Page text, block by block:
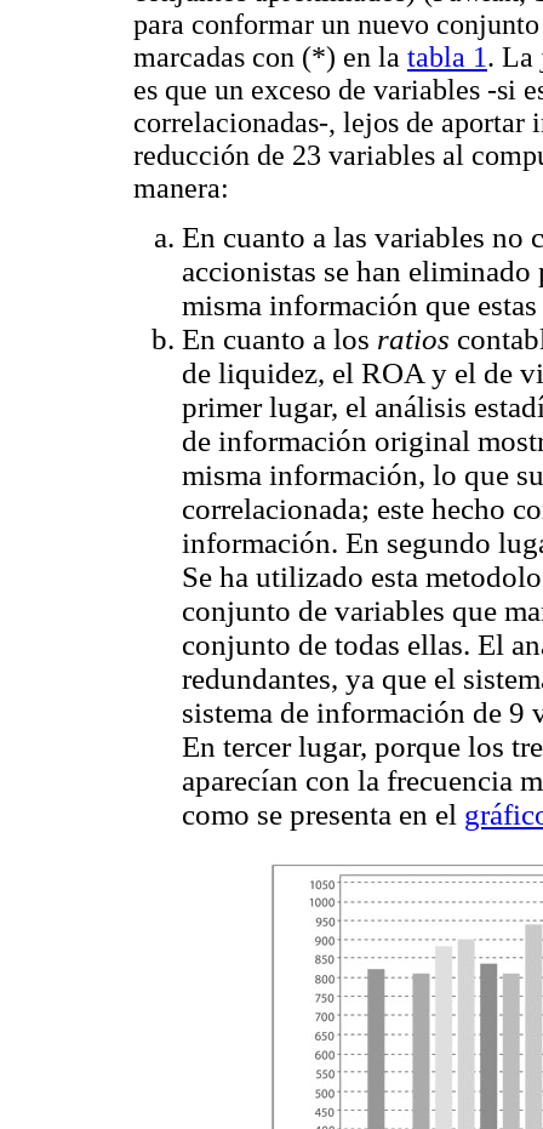
para conformar un nuevo
marcadas con (*) en la tabla 1. La
es que un exceso de variables -si
correlacionadas-, lejos de
reducción de 23 variables al
manera:
En cuanto a las variables no
accionistas se han eliminado
misma información que
En cuanto a los ratios
de liquidez, el ROA y el de
primer lugar, el análisis
de información original
misma información, lo que
correlacionada; este hecho
información. En segundo
Se ha utilizado esta
conjunto de variables que
conjunto de todas ellas. El
redundantes, ya que el
sistema de información de 9
En tercer lugar, porque los
aparecían con la frecuencia
como se presenta en el